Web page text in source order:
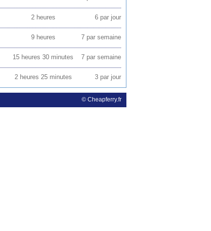
2 heures 6 par jour
9 heures 7 par semaine
15 heures 30 minutes 7 par semaine
2 heures 25 minutes 3 par jour
© Cheapferry.fr